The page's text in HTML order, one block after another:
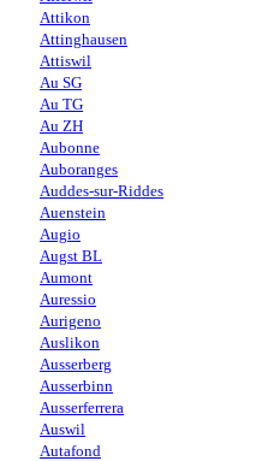
Attikon
Attinghausen
Attiswil
Au SG
Au TG
Au ZH
Aubonne
Auboranges
Auddes-sur-Riddes
Auenstein
Augio
Augst BL
Aumont
Auressio
Aurigeno
Auslikon
Ausserberg
Ausserbinn
Ausserferrera
Auswil
Autafond